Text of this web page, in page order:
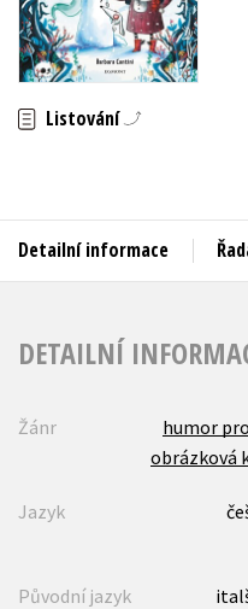
Auto - moto
Beletrie pro děti
Listování
Detailní informace
DETAILNÍ
Žánr
humor
obrázková
Jazyk
Původní jazyk